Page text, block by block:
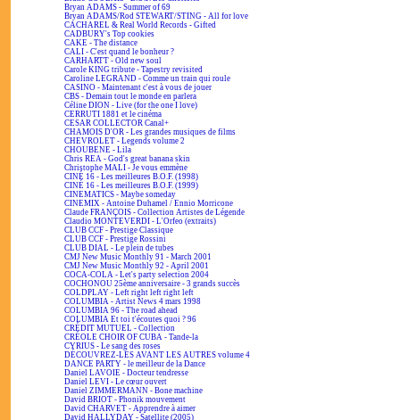
Bryan ADAMS - Summer of 69
Bryan ADAMS/Rod STEWART/STING - All for love
CACHAREL & Real World Records - Gifted
CADBURY's Top cookies
CAKE - The distance
CALI - C'est quand le bonheur ?
CARHARTT - Old new soul
Carole KING tribute - Tapestry revisited
Caroline LEGRAND - Comme un train qui roule
CASINO - Maintenant c'est à vous de jouer
CBS - Demain tout le monde en parlera
Céline DION - Live (for the one I love)
CERRUTI 1881 et le cinéma
CESAR COLLECTOR Canal+
CHAMOIS D'OR - Les grandes musiques de films
CHEVROLET - Legends volume 2
CHOUBENE - Lila
Chris REA - God's great banana skin
Christophe MALI - Je vous emmène
CINÉ 16 - Les meilleures B.O.F. (1998)
CINÉ 16 - Les meilleures B.O.F. (1999)
CINEMATICS - Maybe someday
CINEMIX - Antoine Duhamel / Ennio Morricone
Claude FRANÇOIS - Collection Artistes de Légende
Claudio MONTEVERDI - L'Orfeo (extraits)
CLUB CCF - Prestige Classique
CLUB CCF - Prestige Rossini
CLUB DIAL - Le plein de tubes
CMJ New Music Monthly 91 - March 2001
CMJ New Music Monthly 92 - April 2001
COCA-COLA - Let's party selection 2004
COCHONOU 25ème anniversaire - 3 grands succès
COLDPLAY - Left right left right left
COLUMBIA - Artist News 4 mars 1998
COLUMBIA 96 - The road ahead
COLUMBIA Et toi t'écoutes quoi ? 96
CRÉDIT MUTUEL - Collection
CRÉOLE CHOIR OF CUBA - Tande-la
CYRIUS - Le sang des roses
DÉCOUVREZ-LES AVANT LES AUTRES volume 4
DANCE PARTY - le meilleur de la Dance
Daniel LAVOIE - Docteur tendresse
Daniel LEVI - Le cœur ouvert
Daniel ZIMMERMANN - Bone machine
David BRIOT - Phonik mouvement
David CHARVET - Apprendre à aimer
David HALLYDAY - Satellite (2005)